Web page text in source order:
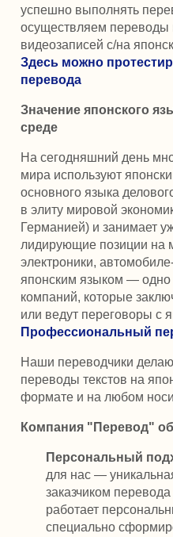
успешно выполнять
осуществляем переводы
видеозаписей с/на
Здесь можно
перевода
Значение японского
среде
На сегодняшний день
мира используют
основного языка
в элиту мировой
Германией) и занимает
лидирующие позиции на
электроники,
японским языком — одно
компаний, которые
или ведут переговоры с
Профессиональный
Наши переводчики
переводы текстов на
формате и на любом
Компания "Перевод"
Персональный
для нас —
заказчиком
работает
специально